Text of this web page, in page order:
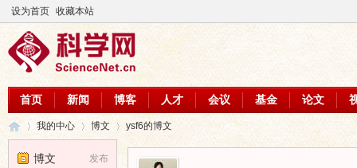
设为首页 收藏本站
首页 新闻 博客 人才 会议 基金 论文
我的中心 博文 ysf6的博文
发布
博文